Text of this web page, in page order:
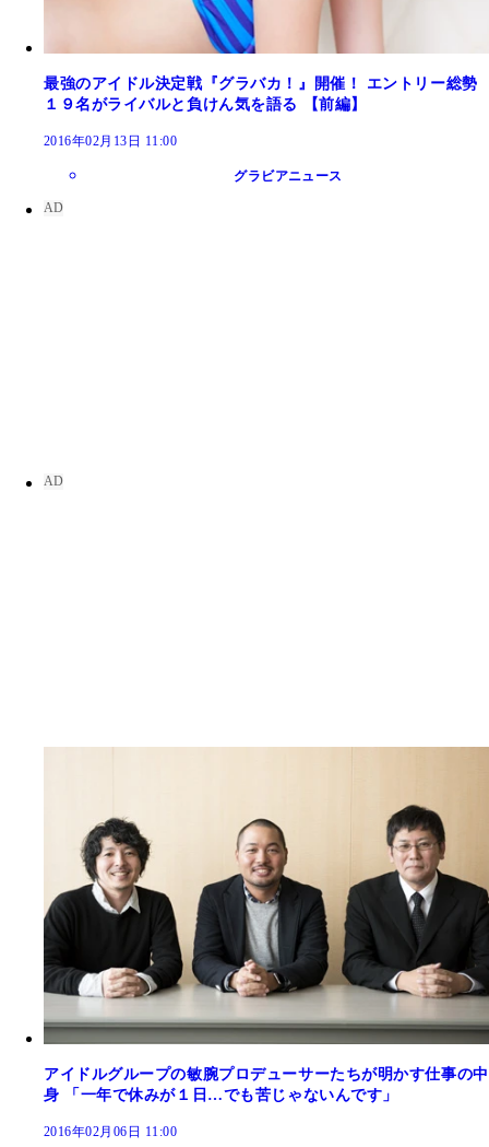
最強のアイドル決定戦『グラバカ！』開催！ エントリー総勢
１９名がライバルと負けん気を語る 【前編】
2016年02月13日 11:00
グラビアニュース
アイドルグループの敏腕プロデューサーたちが明かす仕事の中
身 「一年で休みが１日…でも苦じゃないんです」
2016年02月06日 11:00